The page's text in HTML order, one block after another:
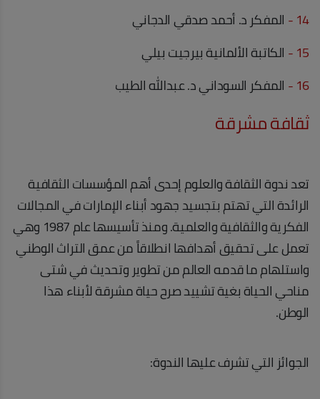
14 - المفكر د. أحمد صدقي الدجاني
15 - الكاتبة الألمانية بيرجيت بيلي
16 - المفكر السوداني د. عبدالله الطيب
ثقافة مشرقة
تعد ندوة الثقافة والعلوم إحدى أهم المؤسسات الثقافية
الرائدة التي تهتم بتجسيد جهود أبناء الإمارات في المجالات
الفكرية والثقافية والعلمية. ومنذ تأسيسها عام 1987 وهي
تعمل على تحقيق أهدافها انطلاقاً من عمق التراث الوطني
واستلهام ما قدمه العالم من تطوير وتحديث في شتى
مناحي الحياة بغية تشييد صرح حياة مشرقة لأبناء هذا
الوطن.
الجوائز التي تشرف عليها الندوة: